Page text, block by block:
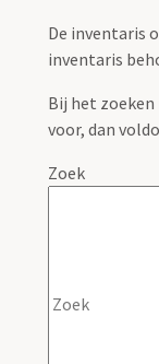
De inventaris
inventaris
Bij het zoeken
voor, dan
Zoek